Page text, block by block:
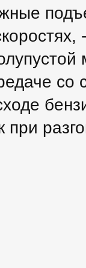
со
при